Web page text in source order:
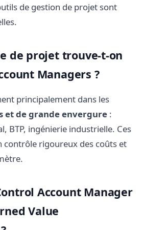
de gestion de projet sont
de projet trouve-t-on
Managers ?
principalement dans les
et de grande envergure :
BTP, ingénierie industrielle. Ces
contrôle rigoureux des coûts et
Account Manager
Value